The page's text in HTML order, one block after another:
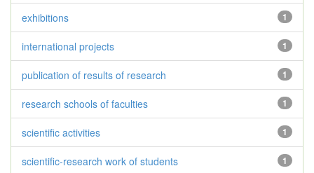
1
exhibitions
1
international projects
1
publication of results of research
1
research schools of faculties
1
scientific activities
1
scientific-research work of students